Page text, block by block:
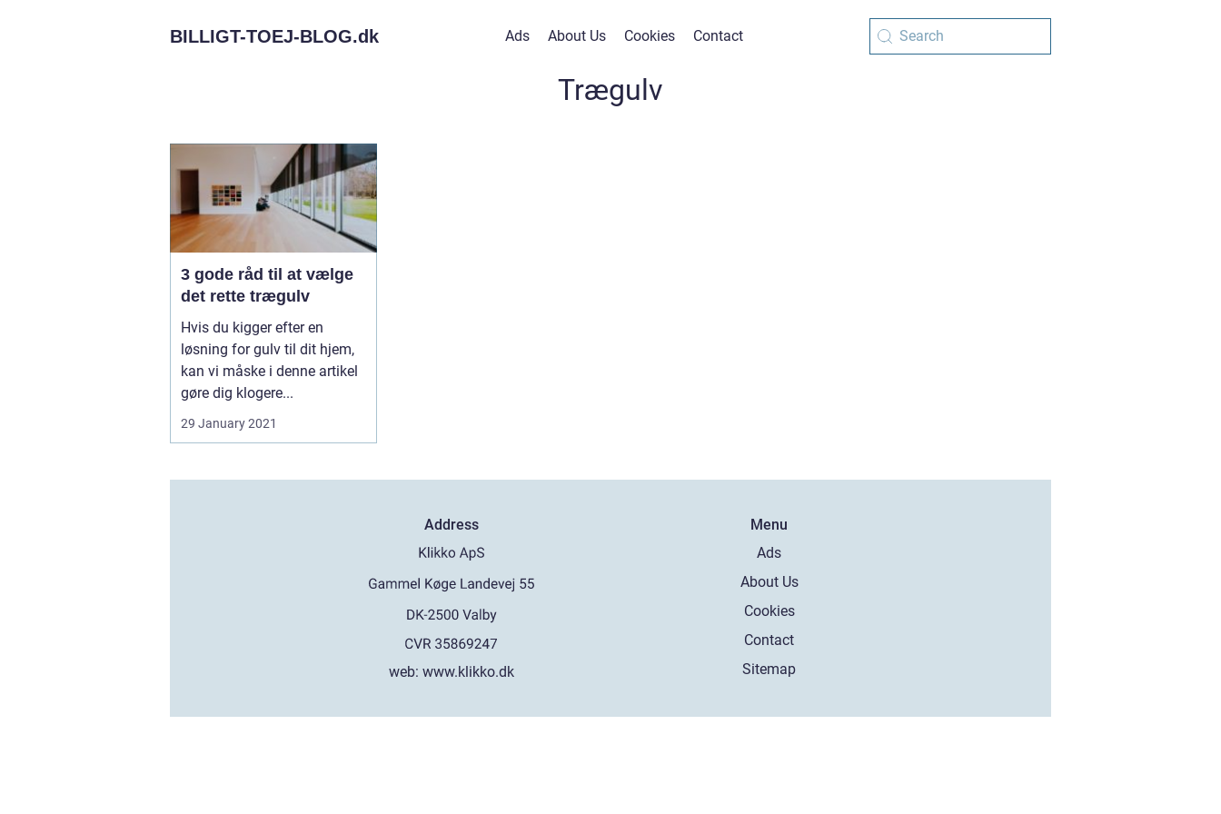
BILLIGT-TOEJ-BLOG.dk Ads About Us Cookies Contact
Trægulv
3 gode råd til at vælge
det rette trægulv
Hvis du kigger efter en
løsning for gulv til dit hjem,
kan vi måske i denne artikel
gøre dig klogere...
29 January 2021
Address
web:www.klikko.dk
Menu
Ads
About Us
Cookies
Contact
Sitemap